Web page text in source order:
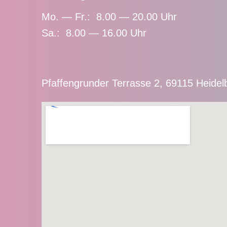
Mo. — Fr.: 8.00 — 20.00 Uhr
Sa.: 8.00 — 16.00 Uhr
Pfaffengrunder Terrasse 2, 69115